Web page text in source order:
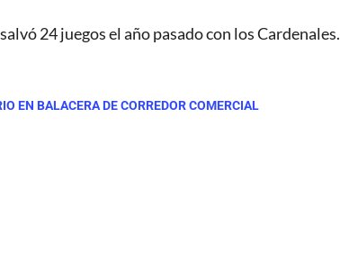
24 juegos el año pasado con los Cardenales.
EN BALACERA DE CORREDOR COMERCIAL